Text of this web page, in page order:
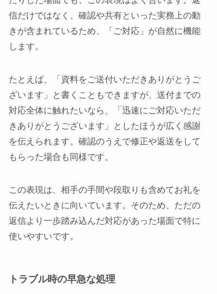
信だけではなく、確認や共有といった実務上の動
きが含まれているため、「ご対応」が自然に機能
します。
たとえば、「資料をご送付いただきありがとうご
ざいます」と書くこともできますが、送付までの
対応全体に触れたいなら、「迅速にご対応いただ
きありがとうございます」としたほうが広く感謝
を伝えられます。確認のうえで修正や返送をして
もらった場合も同様です。
この表現は、相手の手間や段取りも含めてお礼を
伝えたいときに向いています。そのため、ただの
返信より一歩踏み込んだ対応があった場面で特に
使いやすいです。
トラブル時の早急な処理